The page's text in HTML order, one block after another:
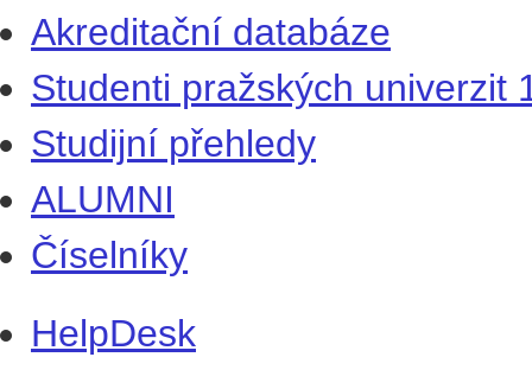
Akreditační databáze
Studenti pražských univerzit
Studijní přehledy
ALUMNI
Číselníky
HelpDesk